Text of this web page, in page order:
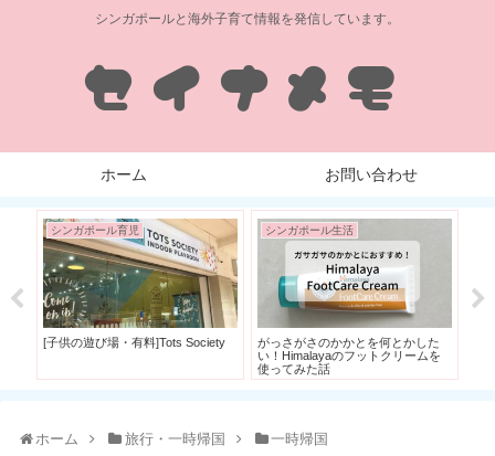
シンガポールと海外子育て情報を発信しています。
ホーム お問い合わせ
シンガポール育児
[子供の遊び場・有料]Tots Society
シンガポール生活
がっさがさのかかとを何とかした
い！Himalayaのフットクリームを
使ってみた話
ホーム 旅行・一時帰国 一時帰国